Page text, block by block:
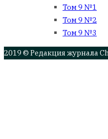
Том 9 №1
Том 9 №2
Том 9 №3
2019 © Редакция журнала